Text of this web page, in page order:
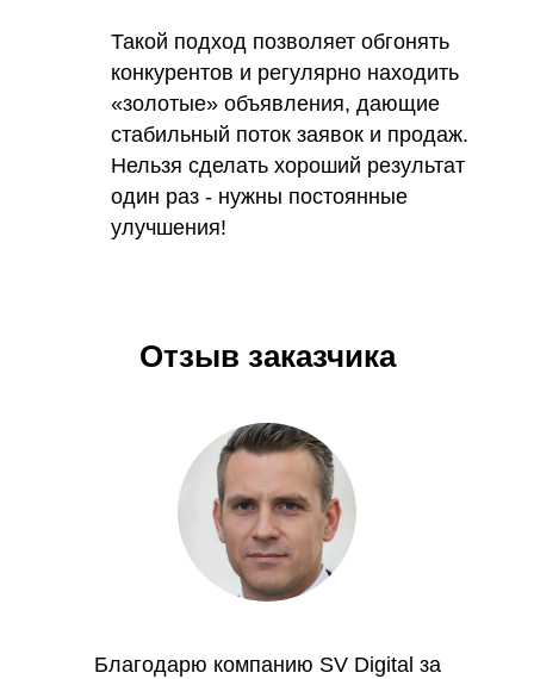
Такой подход позволяет обгонять
конкурентов и регулярно находить
«золотые» объявления, дающие
стабильный поток заявок и продаж.
Нельзя сделать хороший результат
один раз - нужны постоянные
улучшения!
Отзыв заказчика
Благодарю компанию SV Digital за